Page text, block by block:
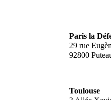
Paris la
29 rue
92800
Toulouse